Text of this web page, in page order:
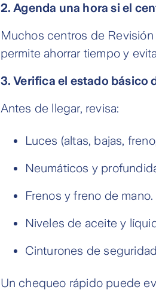
Mes
Junio
Julio
2. Agenda una hora si el
Muchos centros de
permite ahorrar tiempo y
3. Verifica el estado básico
Antes de llegar, revisa:
Luces (altas, bajas,
Neumáticos y
Frenos y freno de mano.
Niveles de aceite y
Cinturones de
Un chequeo rápido puede